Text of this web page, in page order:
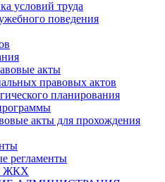
условий труда
поведения
акты
правовых актов
планирования
акты для прохождения
регламенты
ЖКХ